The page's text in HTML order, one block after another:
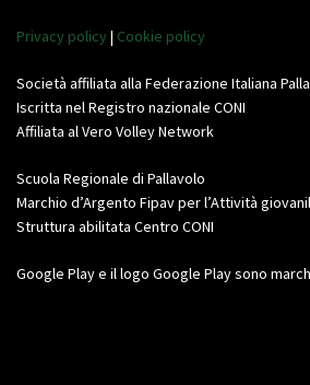
Privacy policy | Cookie policy
Società affiliata alla Federazione Italiana
Iscritta nel Registro nazionale CONI
Affiliata al Vero Volley Network
Scuola Regionale di Pallavolo
Marchio d’Argento Fipav per l’Attività
Struttura abilitata Centro CONI
Google Play e il logo Google Play sono